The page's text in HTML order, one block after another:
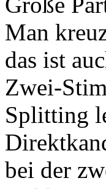
Man
das ist
Zwei-
Splitting
bei der